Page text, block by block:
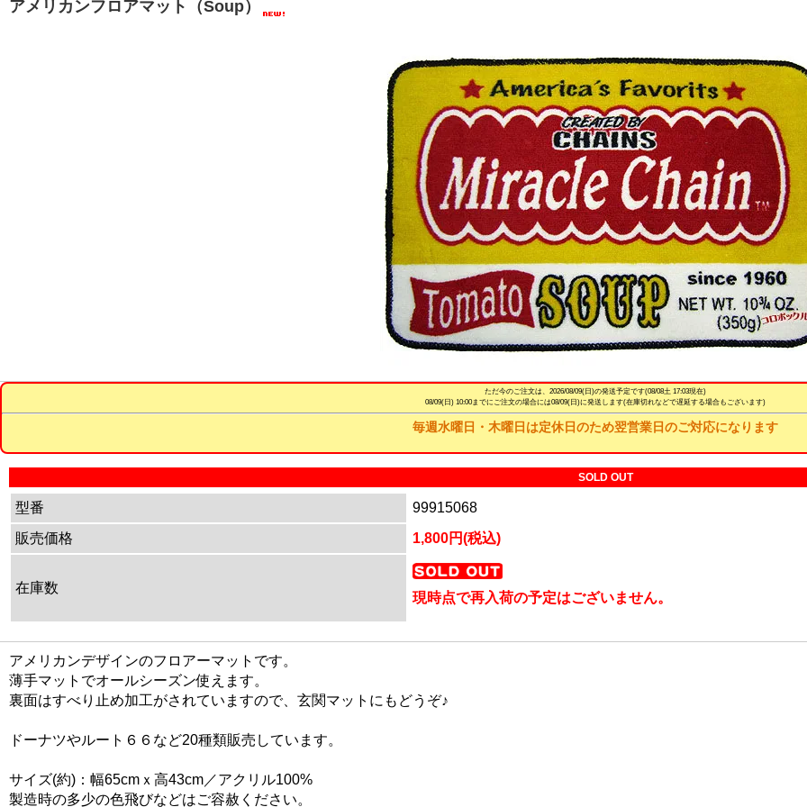
アメリカンフロアマット（Soup）
ただ今のご注文は、 2026/08/09(日)の発送予定です(08/08土 17:03現在)
08/09(日) 10:00までにご注文の場合には08/09(日)に発送します(在庫切れなどで遅延する場合もございます)
毎週水曜日・木曜日は定休日のため翌営業日のご対応になります
SOLD OUT
型番
99915068
販売価格
1,800円(税込)
在庫数
現時点で再入荷の予定はございません。
アメリカンデザインのフロアーマットです。
薄手マットでオールシーズン使えます。
裏面はすべり止め加工がされていますので、玄関マットにもどうぞ♪
ドーナツやルート６６など20種類販売しています。
サイズ(約)：幅65cmｘ高43cm／アクリル100%
製造時の多少の色飛びなどはご容赦ください。